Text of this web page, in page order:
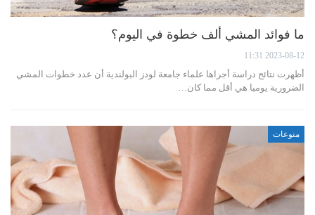
ما فوائد المشي ألف خطوة في اليوم؟
2023-08-12 11:31
أظهرت نتائج دراسة أجراها علماء جامعة لودز البولندية أن عدد خطوات المشي
الضرورية يوميا هي أقل مما كان…
منوعات